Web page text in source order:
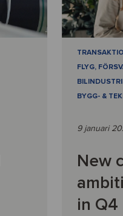
FLYG,
BYGG- &
9 januari
New
in Q4